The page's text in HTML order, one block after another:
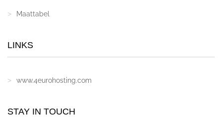
Maattabel
LINKS
www.4eurohosting.com
STAY IN TOUCH